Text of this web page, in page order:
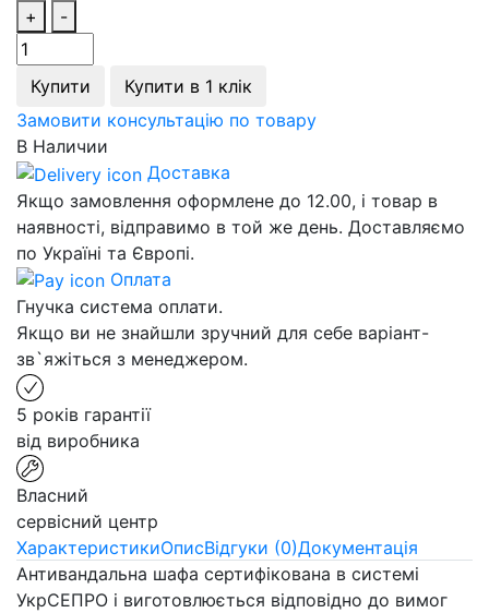
+
-
Купити
Купити в 1 клік
Замовити консультацію по товару
В Наличии
Доставка
Якщо замовлення оформлене до 12.00, і товар в
наявності, відправимо в той же день. Доставляємо
по Україні та Європі.
Оплата
Гнучка система оплати.
Якщо ви не знайшли зручний для себе варіант-
зв`яжіться з менеджером.
5 років гарантії
від виробника
Власний
сервісний центр
ХарактеристикиОписВідгуки (0)Документація
Антивандальна шафа сертифікована в системі
УкрСЕПРО і виготовлюється відповідно до вимог